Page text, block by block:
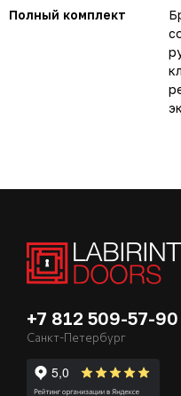
Полный комплект
+7 812 509-57-90
Санкт-Петербург